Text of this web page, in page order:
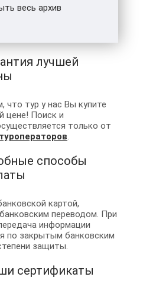
весь архив
лучшей
что тур у нас Вы купите
цене! Поиск и
только от
.
способы
картой,
переводом. При
информации
по закрытым банковским
защиты.
сертификаты